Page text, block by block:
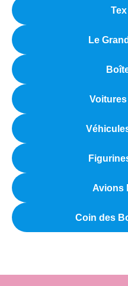
Le
Avions
Coin des